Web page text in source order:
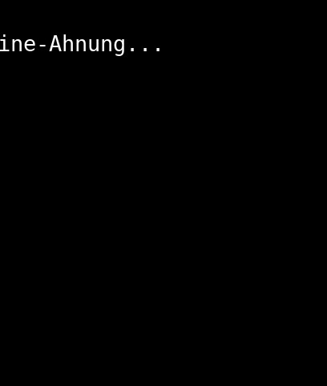
Ahnung...